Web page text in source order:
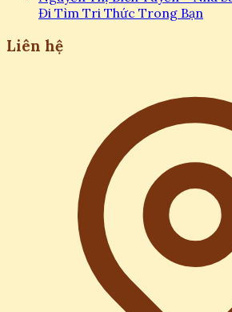
Đi Tìm Tri Thức Trong Bạn
Liên hệ